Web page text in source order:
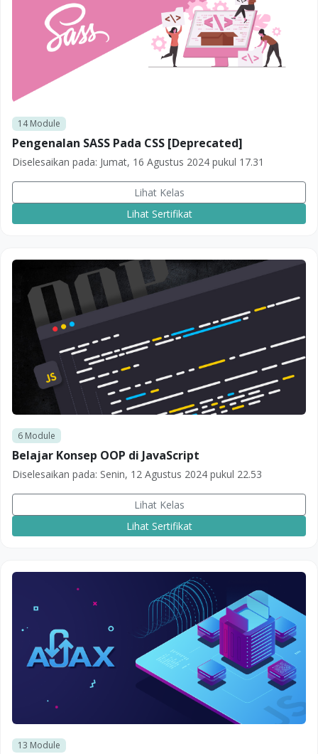
14Module
Pengenalan SASS Pada CSS [Deprecated]
Diselesaikan pada: Jumat, 16 Agustus 2024 pukul 17.31
Lihat Kelas
Lihat Sertifikat
6Module
Belajar Konsep OOP di JavaScript
Diselesaikan pada: Senin, 12 Agustus 2024 pukul 22.53
Lihat Kelas
Lihat Sertifikat
13 Module